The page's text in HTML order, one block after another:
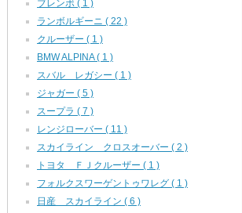
ブレンボ ( 1 )
ランボルギーニ ( 22 )
クルーザー ( 1 )
BMW ALPINA ( 1 )
スバル レガシー ( 1 )
ジャガー ( 5 )
スープラ ( 7 )
レンジローバー ( 11 )
スカイライン クロスオーバー ( 2 )
トヨタ ＦＪクルーザー ( 1 )
フォルクスワーゲントゥワレグ ( 1 )
日産 スカイライン ( 6 )